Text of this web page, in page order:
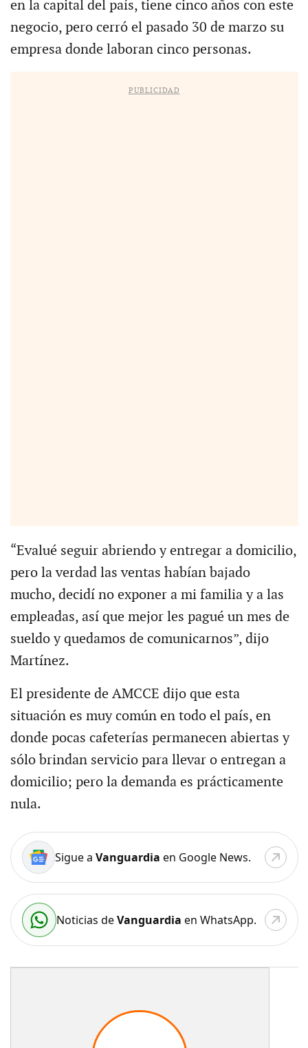
en la capital del país, tiene cinco años con este
negocio, pero cerró el pasado 30 de marzo su
empresa donde laboran cinco personas.
PUBLICIDAD
“Evalué seguir abriendo y entregar a domicilio,
pero la verdad las ventas habían bajado
mucho, decidí no exponer a mi familia y a las
empleadas, así que mejor les pagué un mes de
sueldo y quedamos de comunicarnos”, dijo
Martínez.
El presidente de AMCCE dijo que esta
situación es muy común en todo el país, en
donde pocas cafeterías permanecen abiertas y
sólo brindan servicio para llevar o entregan a
domicilio; pero la demanda es prácticamente
nula.
Sigue a Vanguardia en Google News.
Noticias deVanguardia en WhatsApp.